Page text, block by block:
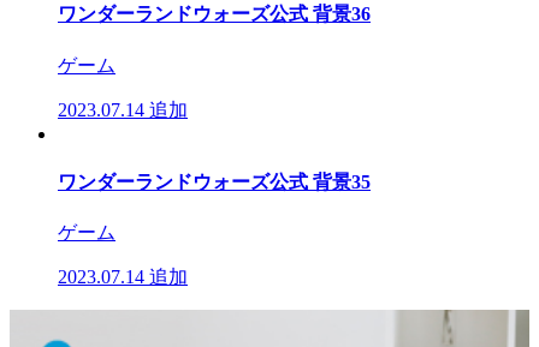
ワンダーランドウォーズ公式 背景36
ゲーム
2023.07.14 追加
ワンダーランドウォーズ公式 背景35
ゲーム
2023.07.14 追加